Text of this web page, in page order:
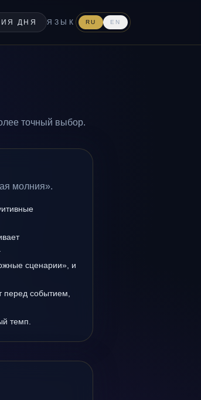
ДНЯ ЯЗЫК RU EN
точный выбор.
молния».
сценарии», и
перед событием,
темп.